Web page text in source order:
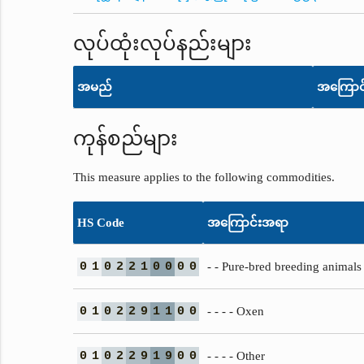
လုပ်ထုံးလုပ်နည်းများ
အမည် အကြော
ကုန်စည်များ
This measure applies to the following commodities.
HS Code အကြောင်းအရာ
0 1 0 2 2 1 0 0 0 0 - - Pure-bred breeding animals
0 1 0 2 2 9 1 1 0 0 - - - - Oxen
0 1 0 2 2 9 1 9 0 0 - - - - Other